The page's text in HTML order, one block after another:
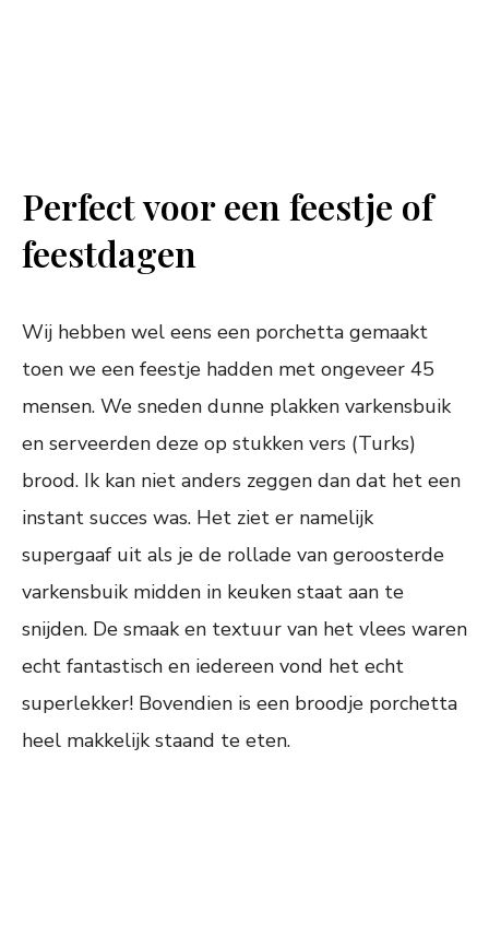
Perfect voor een feestje of
feestdagen
Wij hebben wel eens een porchetta gemaakt
toen we een feestje hadden met ongeveer 45
mensen. We sneden dunne plakken varkensbuik
en serveerden deze op stukken vers (Turks)
brood. Ik kan niet anders zeggen dan dat het een
instant succes was. Het ziet er namelijk
supergaaf uit als je de rollade van geroosterde
varkensbuik midden in keuken staat aan te
snijden. De smaak en textuur van het vlees waren
echt fantastisch en iedereen vond het echt
superlekker! Bovendien is een broodje porchetta
heel makkelijk staand te eten.